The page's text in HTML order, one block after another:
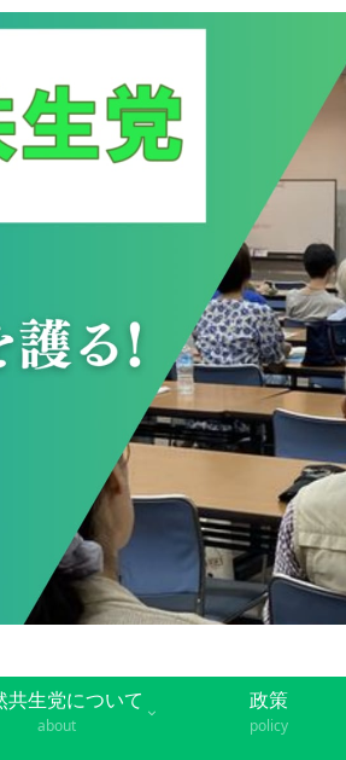
共生党について
about
政策
policy